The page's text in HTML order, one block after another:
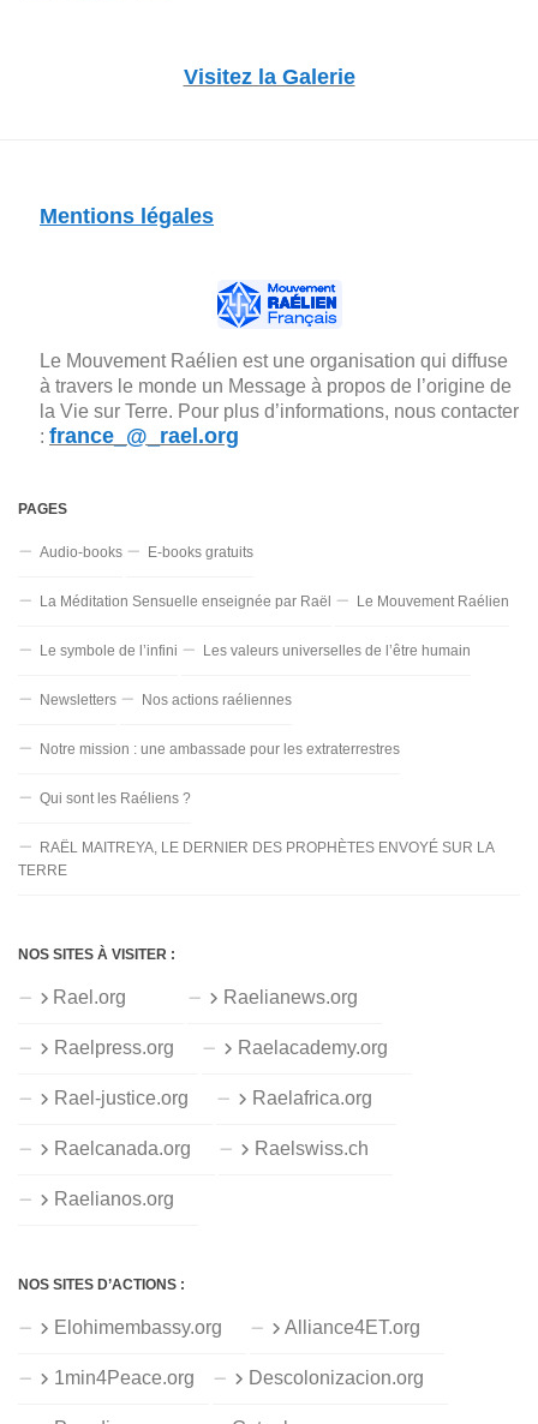
Visitez la Galerie
Mentions légales
Le Mouvement Raélien est une organisation qui diffuse
à travers le monde un Message à propos de l’origine de
la Vie sur Terre. Pour plus d’informations, nous contacter
: france_@_rael.org
PAGES
Audio-books E-books gratuits
La Méditation Sensuelle enseignée par Raël Le Mouvement Raélien
Le symbole de l’infini Les valeurs universelles de l’être humain
Newsletters Nos actions raéliennes
Notre mission : une ambassade pour les extraterrestres
Qui sont les Raéliens ?
RAËL MAITREYA, LE DERNIER DES PROPHÈTES ENVOYÉ SUR LA
TERRE
NOS SITES À VISITER :
Rael.org Raelianews.org
Raelpress.org Raelacademy.org
Rael-justice.org Raelafrica.org
Raelcanada.org Raelswiss.ch
Raelianos.org
NOS SITES D’ACTIONS :
Elohimembassy.org Alliance4ET.org
1min4Peace.org Descolonizacion.org